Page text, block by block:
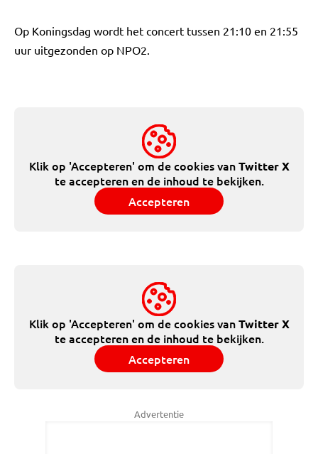
Op Koningsdag wordt het concert tussen 21:10 en 21:55
uur uitgezonden op NPO2.
Klik op 'Accepteren' om de cookies vanTwitter X
te accepteren en de inhoud te bekijken.
Accepteren
Klik op 'Accepteren' om de cookies vanTwitter X
te accepteren en de inhoud te bekijken.
Accepteren
Advertentie